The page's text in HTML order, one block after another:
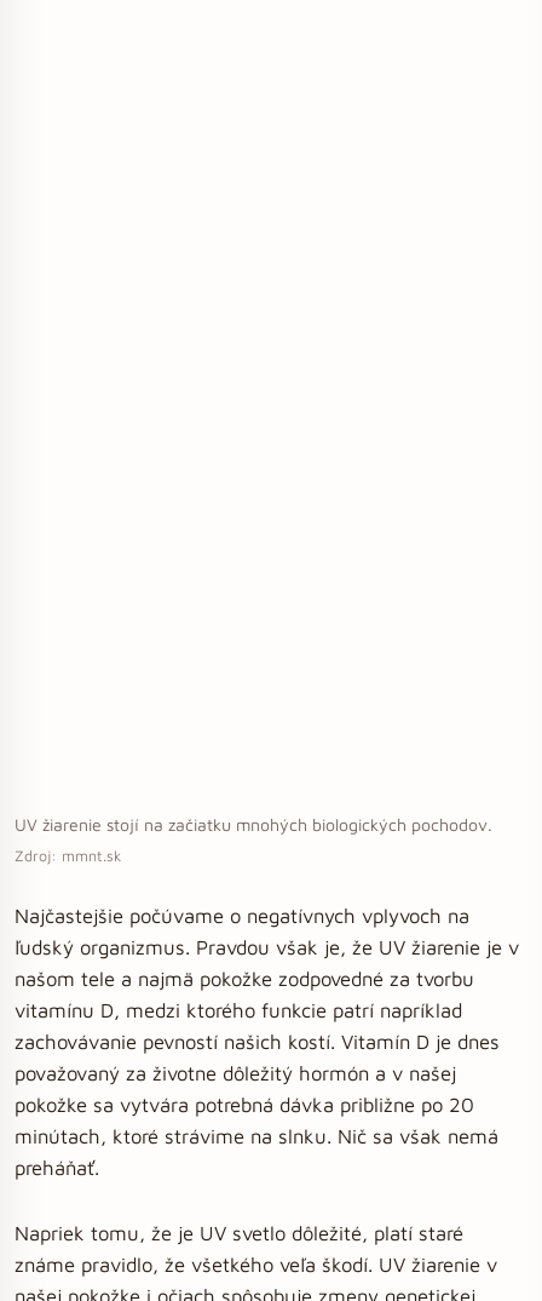
UV žiarenie stojí na začiatku mnohých biologických pochodov.
Zdroj: mmnt.sk
Najčastejšie počúvame o negatívnych vplyvoch na
ľudský organizmus. Pravdou však je, že UV žiarenie je v
našom tele a najmä pokožke zodpovedné za tvorbu
vitamínu D, medzi ktorého funkcie patrí napríklad
zachovávanie pevností našich kostí. Vitamín D je dnes
považovaný za životne dôležitý hormón a v našej
pokožke sa vytvára potrebná dávka približne po 20
minútach, ktoré strávime na slnku. Nič sa však nemá
preháňať.
Napriek tomu, že je UV svetlo dôležité, platí staré
známe pravidlo, že všetkého veľa škodí. UV žiarenie v
našej pokožke i očiach spôsobuje zmeny genetickej